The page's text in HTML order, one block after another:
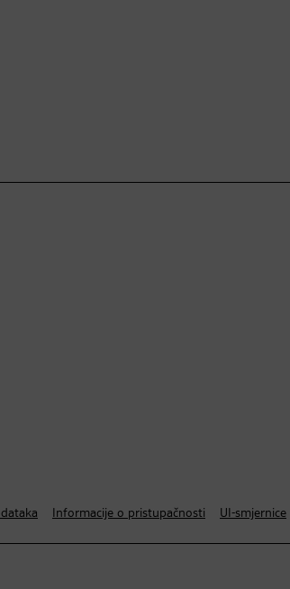
Informacije o pristupačnosti UI-smjernice